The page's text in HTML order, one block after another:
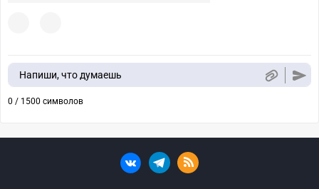
Напиши, что думаешь
0 / 1500 символов